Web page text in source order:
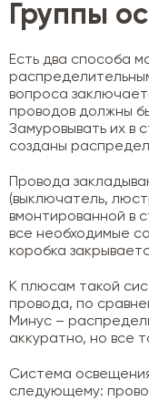
Группы
Есть два способа
вопроса
проводов должны
Замуровывать их в
созданы
Провода
(выключатель,
вмонтированной в
все необходимые
коробка
К плюсам такой
провода, по
Минус –
аккуратно, но все
Система
следующему: